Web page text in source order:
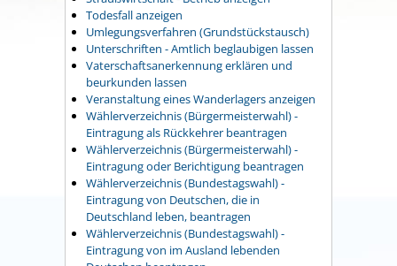
Todesfall anzeigen
Umlegungsverfahren (Grundstückstausch)
Unterschriften - Amtlich beglaubigen lassen
Vaterschaftsanerkennung erklären und
beurkunden lassen
Veranstaltung eines Wanderlagers anzeigen
Wählerverzeichnis (Bürgermeisterwahl) -
Eintragung als Rückkehrer beantragen
Wählerverzeichnis (Bürgermeisterwahl) -
Eintragung oder Berichtigung beantragen
Wählerverzeichnis (Bundestagswahl) -
Eintragung von Deutschen, die in
Deutschland leben, beantragen
Wählerverzeichnis (Bundestagswahl) -
Eintragung von im Ausland lebenden